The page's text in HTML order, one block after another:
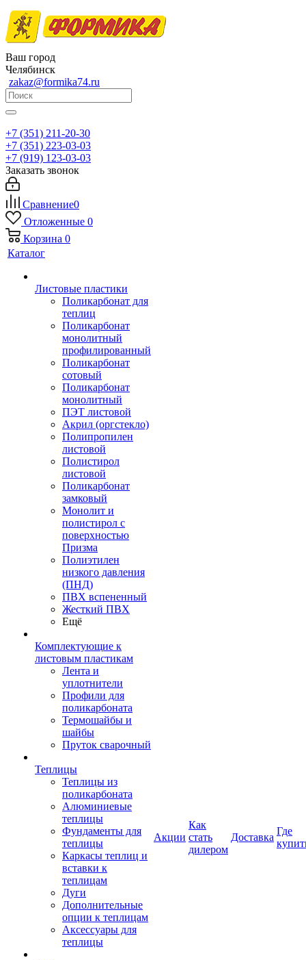
Ваш город
Челябинск
zakaz@formika74.ru
+7 (351) 211-20-30
+7 (351) 223-03-03
+7 (919) 123-03-03
Заказать звонок
Сравнение0
Отложенные 0
Корзина 0
Каталог
Листовые пластики
Поликарбонат для
теплиц
Поликарбонат
монолитный
профилированный
Поликарбонат
сотовый
Поликарбонат
монолитный
ПЭТ листовой
Акрил (оргстекло)
Полипропилен
листовой
Полистирол
листовой
Поликарбонат
замковый
Монолит и
полистирол с
поверхностью
Призма
Полиэтилен
низкого давления
(ПНД)
ПВХ вспененный
Жесткий ПВХ
Ещё
Комплектующие к
листовым пластикам
Лента и
уплотнители
Профили для
поликарбоната
Термошайбы и
шайбы
Пруток сварочный
Теплицы
Теплицы из
поликарбоната
Алюминиевые
теплицы
Фундаменты для
теплицы
Каркасы теплиц и
вставки к
теплицам
Дуги
Дополнительные
опции к теплицам
Аксессуары для
теплицы
Акции
Как
стать
дилером
Доставка
Где